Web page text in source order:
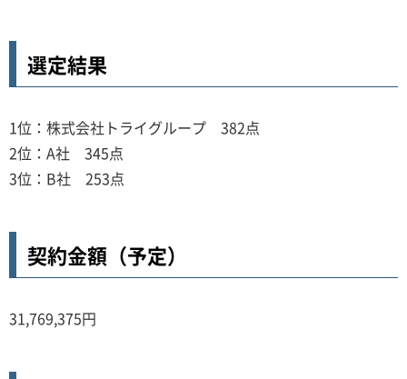
選定結果
1位：株式会社トライグループ 382点
2位：A社 345点
3位：B社 253点
契約金額（予定）
31,769,375円